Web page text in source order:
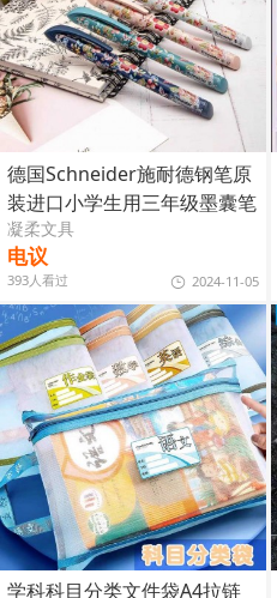
德国Schneider施耐德钢笔原
装进口小学生用三年级墨囊笔
凝柔文具
电议
393人看过 2024-11-05
学科科目分类文件袋A4拉链